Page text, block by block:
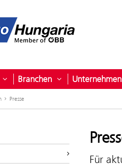
Untermenü öffnen für
Branchen Untermenü
Unternehmen
Presse
Für